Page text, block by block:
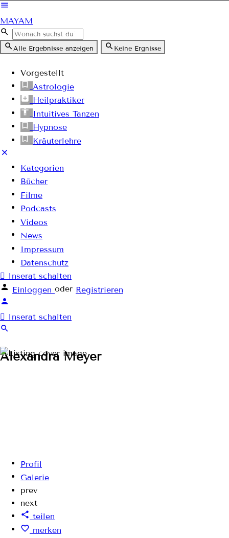
MAYAM
Alle Ergebnisse anzeigen Keine Ergnisse
Vorgestellt
Astrologie
Heilpraktiker
Intuitives Tanzen
Hypnose
Kräuterlehre
Kategorien
Bücher
Filme
Podcasts
Videos
News
Impressum
Datenschutz
Inserat schalten
Einloggen oder Registrieren
Inserat schalten
Alexandra Meyer
Profil
Galerie
prev
next
teilen
merken